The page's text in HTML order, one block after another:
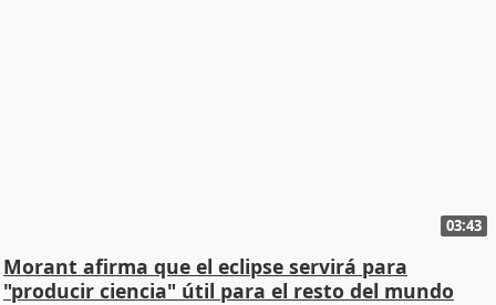
03:43
Morant afirma que el eclipse servirá para
"producir ciencia" útil para el resto del mundo